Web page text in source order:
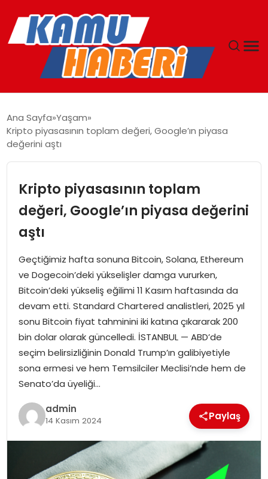
YAŞAM
MAGAZIN
EKONOMI
SPOR
TEKNOLOJI
EĞITIM
GENEL
Ana Sayfa Yaşam
Kripto piyasasının toplam değeri, Google’ın piyasa
değerini aştı
Kripto piyasasının toplam
değeri, Google’ın piyasa değerini
aştı
Geçtiğimiz hafta sonuna Bitcoin, Solana, Ethereum
ve Dogecoin’deki yükselişler damga vururken,
Bitcoin’deki yükseliş eğilimi 11 Kasım haftasında da
devam etti. Standard Chartered analistleri, 2025 yıl
sonu Bitcoin fiyat tahminini iki katına çıkararak 200
bin dolar olarak güncelledi. İSTANBUL — ABD’de
seçim belirsizliğinin Donald Trump’ın galibiyetiyle
sona ermesi ve hem Temsilciler Meclisi’nde hem de
Senato’da üyeliği…
admin
14 Kasım 2024 Paylaş